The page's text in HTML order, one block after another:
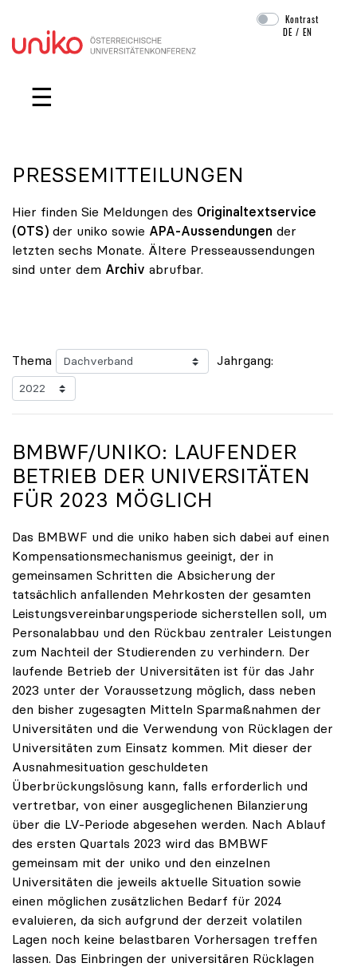
Navigation überspringen
Kontrast
DE /EN
☰
PRESSEMITTEILUNGEN
Hier finden Sie Meldungen des Originaltextservice
(OTS) der uniko sowie APA-Aussendungen der
letzten sechs Monate. Ältere Presseaussendungen
sind unter dem Archiv abrufbar.
Thema Jahrgang:
BMBWF/UNIKO: LAUFENDER
BETRIEB DER UNIVERSITÄTEN
FÜR 2023 MÖGLICH
Das BMBWF und die uniko haben sich dabei auf einen
Kompensationsmechanismus geeinigt, der in
gemeinsamen Schritten die Absicherung der
tatsächlich anfallenden Mehrkosten der gesamten
Leistungsvereinbarungsperiode sicherstellen soll, um
Personalabbau und den Rückbau zentraler Leistungen
zum Nachteil der Studierenden zu verhindern. Der
laufende Betrieb der Universitäten ist für das Jahr
2023 unter der Voraussetzung möglich, dass neben
den bisher zugesagten Mitteln Sparmaßnahmen der
Universitäten und die Verwendung von Rücklagen der
Universitäten zum Einsatz kommen. Mit dieser der
Ausnahmesituation geschuldeten
Überbrückungslösung kann, falls erforderlich und
vertretbar, von einer ausgeglichenen Bilanzierung
über die LV-Periode abgesehen werden. Nach Ablauf
des ersten Quartals 2023 wird das BMBWF
gemeinsam mit der uniko und den einzelnen
Universitäten die jeweils aktuelle Situation sowie
einen möglichen zusätzlichen Bedarf für 2024
evaluieren, da sich aufgrund der derzeit volatilen
Lagen noch keine belastbaren Vorhersagen treffen
lassen. Das Einbringen der universitären Rücklagen